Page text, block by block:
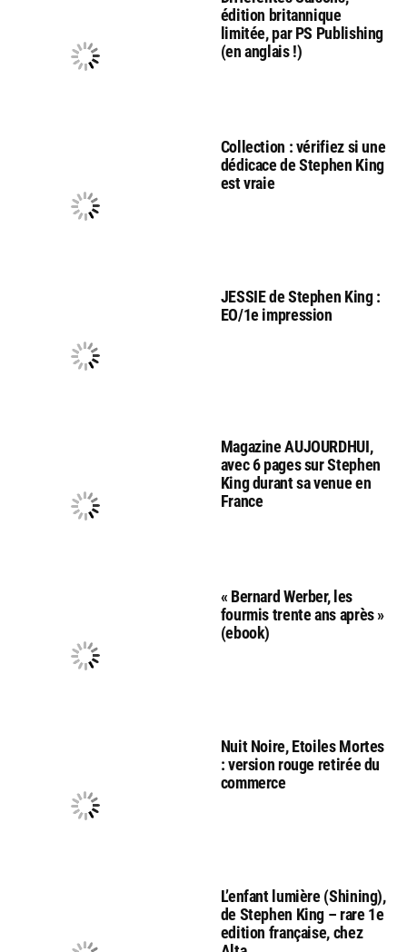
édition britannique
limitée, par PS Publishing
(en anglais !)
Collection : vérifiez si une
dédicace de Stephen King
est vraie
JESSIE de Stephen King :
EO/1e impression
Magazine AUJOURDHUI,
avec 6 pages sur Stephen
King durant sa venue en
France
« Bernard Werber, les
fourmis trente ans après »
(ebook)
Nuit Noire, Etoiles Mortes
: version rouge retirée du
commerce
L’enfant lumière (Shining),
de Stephen King – rare 1e
edition française, chez